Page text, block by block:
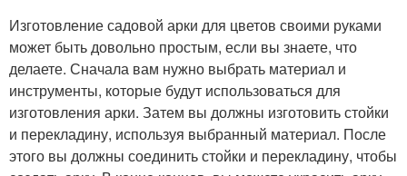
Изготовление садовой арки для цветов своими руками
может быть довольно простым, если вы знаете, что
делаете. Сначала вам нужно выбрать материал и
инструменты, которые будут использоваться для
изготовления арки. Затем вы должны изготовить стойки
и перекладину, используя выбранный материал. После
этого вы должны соединить стойки и перекладину, чтобы